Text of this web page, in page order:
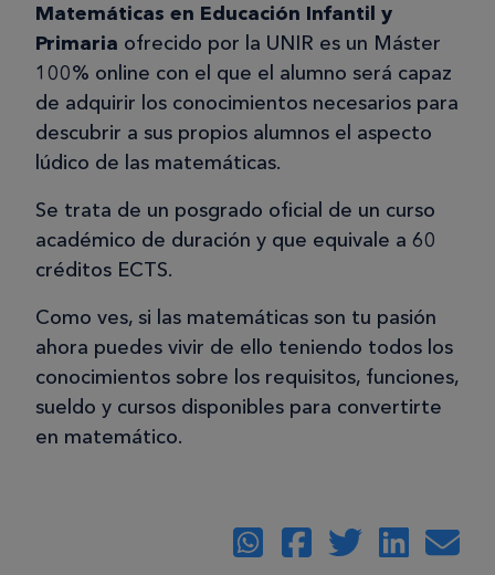
Matemáticas en Educación Infantil y
Primaria ofrecido por la UNIR es un Máster
100% online con el que el alumno será capaz
de adquirir los conocimientos necesarios para
descubrir a sus propios alumnos el aspecto
lúdico de las matemáticas.
Se trata de un posgrado oficial de un curso
académico de duración y que equivale a 60
créditos ECTS.
Como ves, si las matemáticas son tu pasión
ahora puedes vivir de ello teniendo todos los
conocimientos sobre los requisitos, funciones,
sueldo y cursos disponibles para convertirte
en matemático.